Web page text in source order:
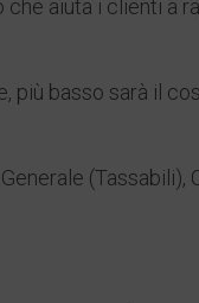
aiuta i clienti a
più basso sarà il
(Tassabili),